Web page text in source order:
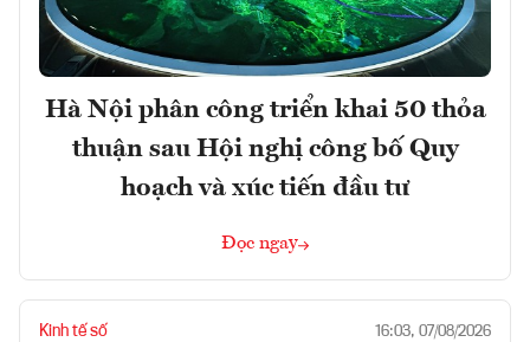
Hà Nội phân công triển khai 50 thỏa
thuận sau Hội nghị công bố Quy
hoạch và xúc tiến đầu tư
Đọc ngay
Kinh tế số 16:03, 07/08/2026